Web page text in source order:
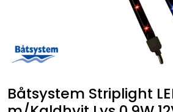
Båtsystem Striplight
Nyheter